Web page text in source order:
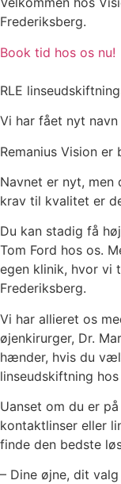
Frederiksberg.
Book tid hos os nu!
RLE
Vi har fået nyt
Remanius Vision
Navnet er nyt, men
krav til kvalitet er
Du kan stadig få
Tom Ford hos os.
egen klinik, hvor vi
Frederiksberg.
Vi har allieret os
øjenkirurger, Dr.
hænder, hvis du
linseudskiftning hos
Uanset om du er
kontaktlinser eller
finde den bedste
– Dine øjne, dit valg